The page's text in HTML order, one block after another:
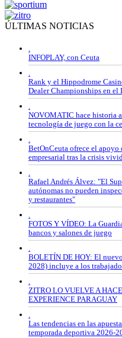
ÚLTIMAS NOTICIAS
.
INFOPLAY, con Ceuta
.
Rank y el Hippodrome
Dealer Championships en
.
NOVOMATIC hace historia
tecnología de juego con la
.
BetOnCeuta ofrece el
empresarial tras la crisis
.
Rafael Andrés Álvez: "El
autónomas no pueden
y restaurantes"
.
FOTOS Y VÍDEO: La
bancos y salones de juego
.
BOLETÍN DE HOY: El
2028) incluye a los
.
ZITRO LO VUELVE A
EXPERIENCE PARAGUAY
.
Las tendencias en las
temporada deportiva 2026-